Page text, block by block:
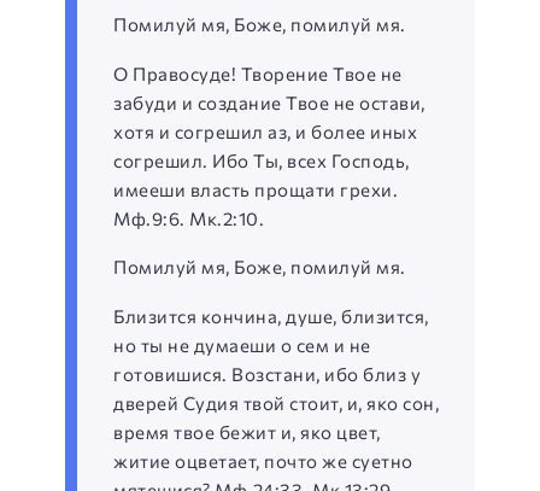
Помилуй мя, Боже, помилуй мя.
О Правосуде! Творение Твое не
забуди и создание Твое не остави,
хотя и согрешил аз, и более иных
согрешил. Ибо Ты, всех Господь,
имееши власть прощати грехи.
Мф.9:6. Мк.2:10.
Помилуй мя, Боже, помилуй мя.
Близится кончина, душе, близится,
но ты не думаеши о сем и не
готовишися. Возстани, ибо близ у
дверей Судия твой стоит, и, яко сон,
время твое бежит и, яко цвет,
житие оцветает, почто же суетно